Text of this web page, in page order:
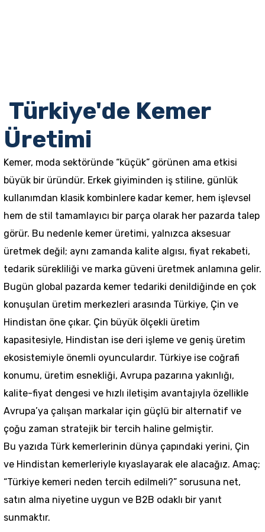
Türkiye'de Kemer
Üretimi
Kemer, moda sektöründe “küçük” görünen ama etkisi
büyük bir üründür. Erkek giyiminden iş stiline, günlük
kullanımdan klasik kombinlere kadar kemer, hem işlevsel
hem de stil tamamlayıcı bir parça olarak her pazarda talep
görür. Bu nedenle kemer üretimi, yalnızca aksesuar
üretmek değil; aynı zamanda kalite algısı, fiyat rekabeti,
tedarik sürekliliği ve marka güveni üretmek anlamına gelir.
Bugün global pazarda kemer tedariki denildiğinde en çok
konuşulan üretim merkezleri arasında Türkiye, Çin ve
Hindistan öne çıkar. Çin büyük ölçekli üretim
kapasitesiyle, Hindistan ise deri işleme ve geniş üretim
ekosistemiyle önemli oyunculardır. Türkiye ise coğrafi
konumu, üretim esnekliği, Avrupa pazarına yakınlığı,
kalite-fiyat dengesi ve hızlı iletişim avantajıyla özellikle
Avrupa’ya çalışan markalar için güçlü bir alternatif ve
çoğu zaman stratejik bir tercih haline gelmiştir.
Bu yazıda Türk kemerlerinin dünya çapındaki yerini, Çin
ve Hindistan kemerleriyle kıyaslayarak ele alacağız. Amaç;
“Türkiye kemeri neden tercih edilmeli?” sorusuna net,
satın alma niyetine uygun ve B2B odaklı bir yanıt
sunmaktır.